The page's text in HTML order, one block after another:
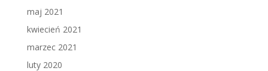
maj 2021
kwiecień 2021
marzec 2021
luty 2020